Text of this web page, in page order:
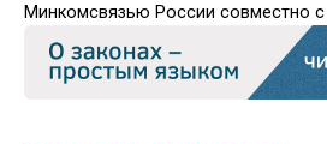
Минкомсвязью России совместно